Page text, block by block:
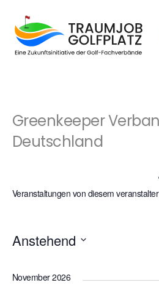
Greenkeeper
Deutschland
Veranstaltungen von diesem veranstalter
Anstehend
wählen.
November 2026